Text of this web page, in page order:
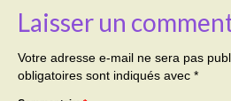
Laisser un
Votre adresse e-mail ne sera pas
obligatoires sont indiqués avec *